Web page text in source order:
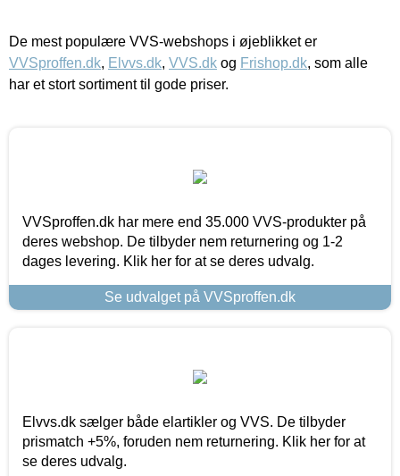
De mest populære VVS-webshops i øjeblikket er
VVSproffen.dk, Elvvs.dk, VVS.dk og Frishop.dk, som alle
har et stort sortiment til gode priser.
VVSproffen.dk har mere end 35.000 VVS-produkter på
deres webshop. De tilbyder nem returnering og 1-2
dages levering. Klik her for at se deres udvalg.
Se udvalget på VVSproffen.dk
Elvvs.dk sælger både elartikler og VVS. De tilbyder
prismatch +5%, foruden nem returnering. Klik her for at
se deres udvalg.